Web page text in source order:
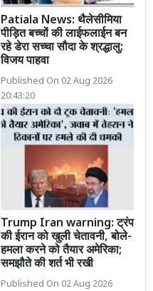
Patiala News: थैलेसीमिया
पीड़ित बच्चों की लाईफलाईन बन
रहे डेरा सच्चा सौदा के श्रद्धालु:
विजय पाहवा
Published On 02 Aug 2026
20:43:20
Trump Iran warning: ट्रंप
की ईरान को खुली चेतावनी, बोले-
हमला करने को तैयार अमेरिका;
समझौते की शर्त भी रखी
Published On 02 Aug 2026